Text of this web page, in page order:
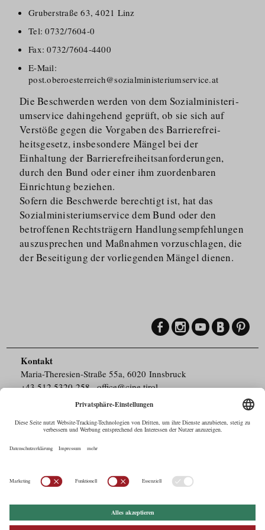
Gruberstraße 63, 4021 Linz
Tel: 0732/7604-0
Fax: 0732/7604-4400
E-Mail:
post.oberoesterreich@sozialministeriumservice.at
Die Beschwerden werden von dem Sozialmi­nis­te­ri­
umservice dahingehend geprüft, ob sie sich auf
Verstöße gegen die Vorgaben des Barriere­frei­
heitsgesetz, insbesondere Mängel bei der
Einhaltung der Barriere­frei­heits­an­for­derungen,
durch den Bund oder einer ihm zuordenbaren
Einrichtung beziehen.
Sofern die Beschwerde berechtigt ist, hat das
Sozialmi­nis­te­ri­umservice dem Bund oder den
betroffenen Rechtsträgern Handlungs­emp­fehlungen
auszusprechen und Maßnahmen vorzuschlagen, die
der Beseitigung der vorliegenden Mängel dienen.
Kontakt
Maria-Theresien-Straße 55a, 6020 Innsbruck
+43.512.5320-258,office@cine.tirol
Barrierefreiheit
Pressebereich
Datenschutz
Commercials in Tirol
Drehorte in Tirol
EUFCN